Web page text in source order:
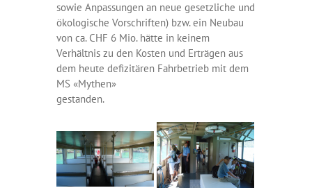
sowie Anpassungen an neue gesetzliche und
ökologische Vorschriften) bzw. ein Neubau
von ca. CHF 6 Mio. hätte in keinem
Verhältnis zu den Kosten und Erträgen aus
dem heute defizitären Fahrbetrieb mit dem
MS «Mythen»
gestanden.